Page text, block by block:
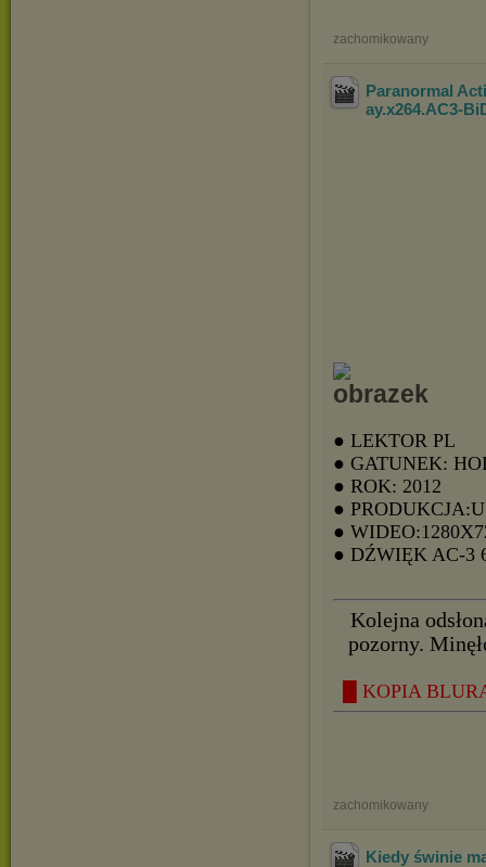
zachomikowany
Paranormal
ay.x264.AC3-
● LEKTOR PL
● GATUNEK:
● ROK: 2012
●
●
● DŹWIĘK AC-3
Kolejna
pozorny.
█ KOPIA
zachomikowany
Kiedy świnie